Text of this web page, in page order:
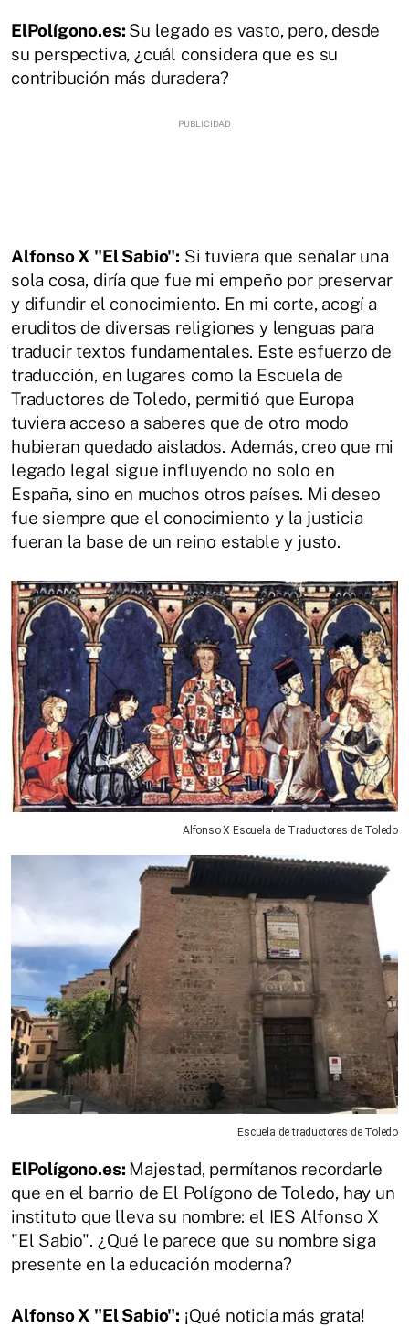
ElPolígono.es: Su legado es vasto, pero, desde
su perspectiva, ¿cuál considera que es su
contribución más duradera?
Alfonso X "El Sabio": Si tuviera que señalar una
sola cosa, diría que fue mi empeño por preservar
y difundir el conocimiento. En mi corte, acogí a
eruditos de diversas religiones y lenguas para
traducir textos fundamentales. Este esfuerzo de
traducción, en lugares como la Escuela de
Traductores de Toledo, permitió que Europa
tuviera acceso a saberes que de otro modo
hubieran quedado aislados. Además, creo que mi
legado legal sigue influyendo no solo en
España, sino en muchos otros países. Mi deseo
fue siempre que el conocimiento y la justicia
fueran la base de un reino estable y justo.
Alfonso X Escuela de Traductores de Toledo
Escuela de traductores de Toledo
ElPolígono.es: Majestad, permítanos recordarle
que en el barrio de El Polígono de Toledo, hay un
instituto que lleva su nombre: el IES Alfonso X
"El Sabio". ¿Qué le parece que su nombre siga
presente en la educación moderna?
Alfonso X "El Sabio": ¡Qué noticia más grata!